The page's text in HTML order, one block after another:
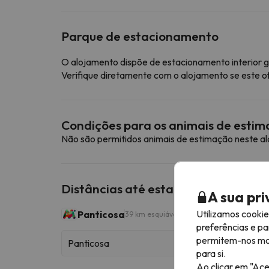
Parque de estacionamento
O alojamento dispõe de estacionamento interior
Verifique diretamente com o alojamento se este
Condições para os animais de
Não são permitidos animais de estimação neste
Distâncias até estações de esqui
Panticosa39 km esquiáveis
Panticosa
A sua
Utilizamos
preferências e
permitem-nos
para si.
Ao clicar em